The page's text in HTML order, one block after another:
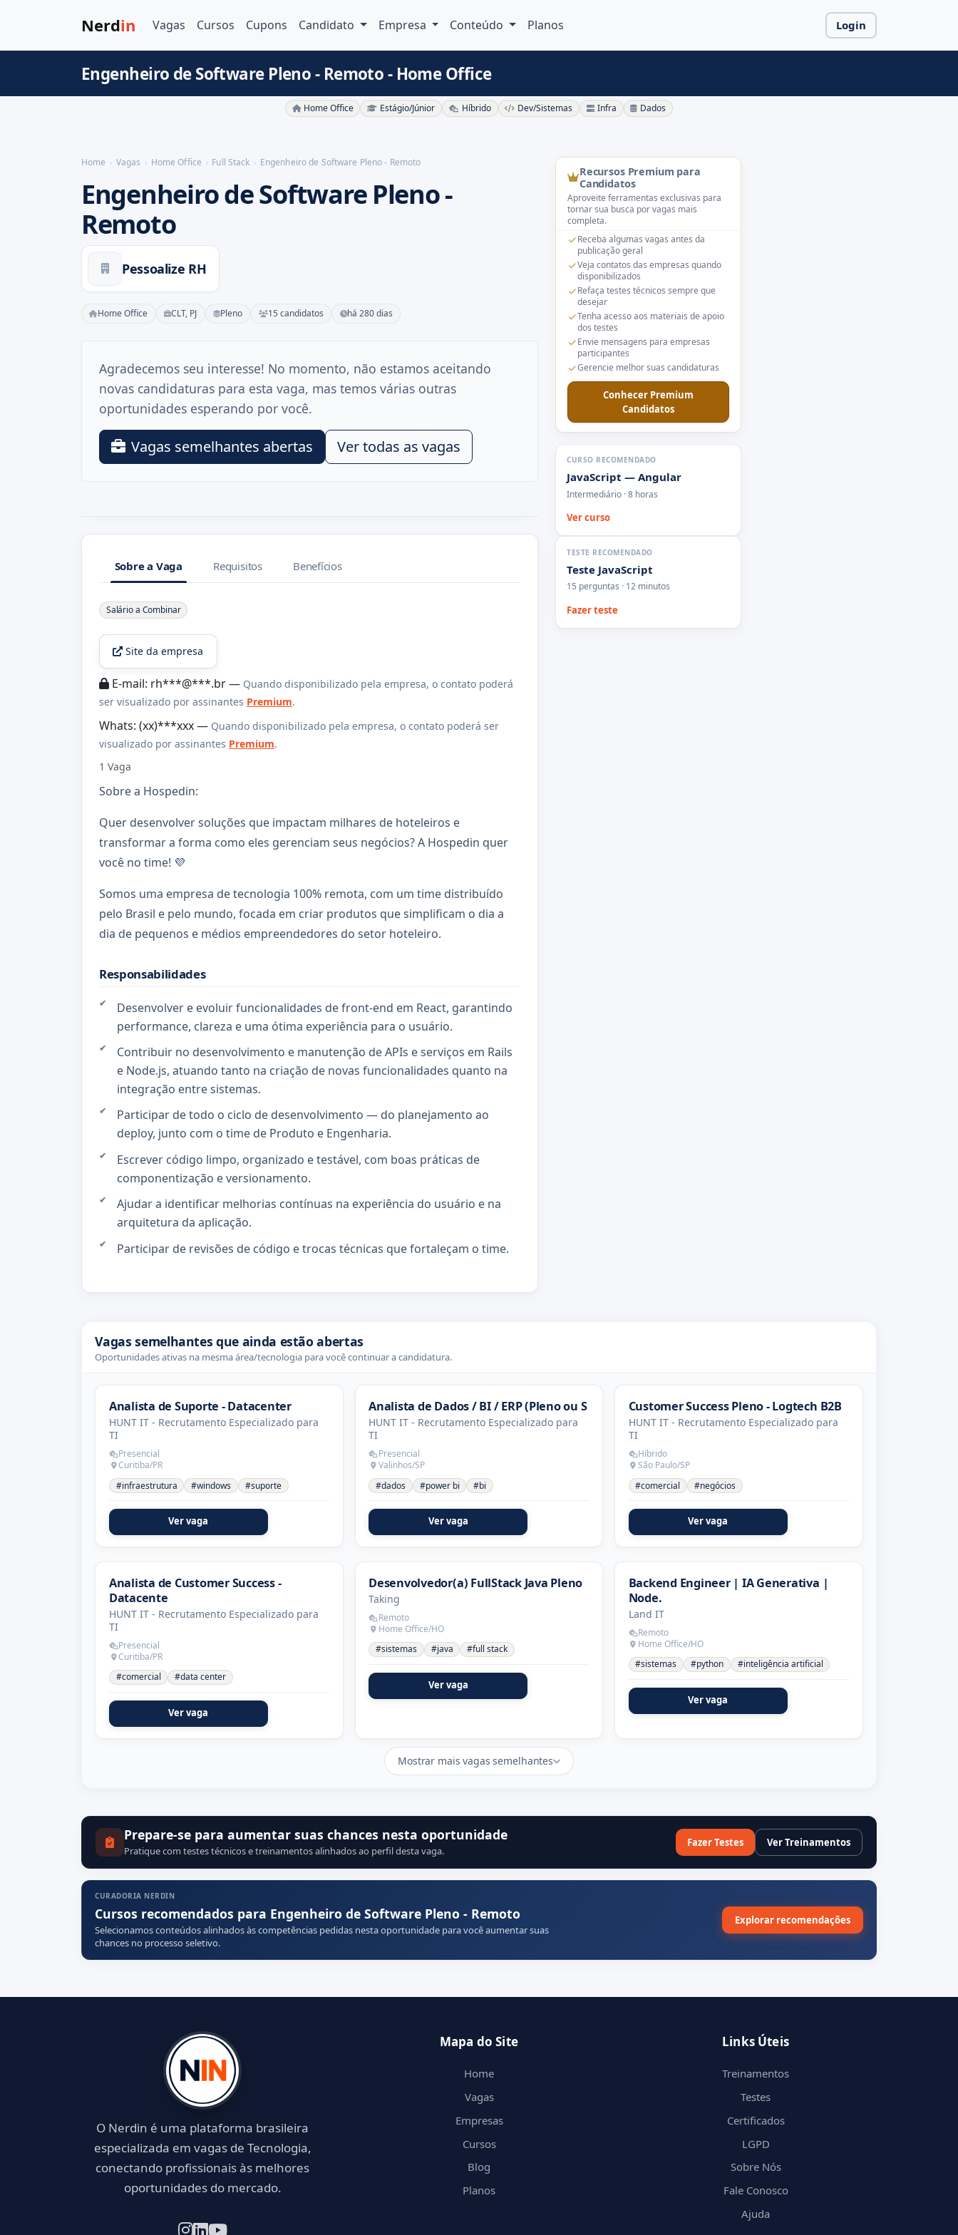
Nerdin Vagas Cursos Cupons Candidato Empresa Conteúdo Planos Login
Engenheiro de Software Pleno - Remoto - Home Office
Home Office Estágio/Júnior Híbrido Dev/Sistemas Infra Dados
Home Vagas Home Office Full Stack Engenheiro de Software Pleno - Remoto
Engenheiro de Software Pleno -
Remoto
Pessoalize RH
Home Office CLT, PJ Pleno 15 candidatos há 280 dias
Agradecemos seu interesse! No momento, não estamos aceitando
novas candidaturas para esta vaga, mas temos várias outras
oportunidades esperando por você.
Vagas semelhantes abertas Ver todas as vagas
Sobre a Vaga Requisitos Benefícios
Sobre a Vaga
Salário a Combinar
Site da empresa
E-mail: rh***@***.br — Quando disponibilizado pela empresa, o contato poderá
ser visualizado por assinantes Premium.
Whats: (xx)***xxx — Quando disponibilizado pela empresa, o contato poderá ser
visualizado por assinantes Premium.
1 Vaga
Sobre a Hospedin:
Quer desenvolver soluções que impactam milhares de hoteleiros e
transformar a forma como eles gerenciam seus negócios? A Hospedin quer
você no time! 💜
Somos uma empresa de tecnologia 100% remota, com um time distribuído
pelo Brasil e pelo mundo, focada em criar produtos que simplificam o dia a
dia de pequenos e médios empreendedores do setor hoteleiro.
Responsabilidades
Desenvolver e evoluir funcionalidades de front-end em React, garantindo
performance, clareza e uma ótima experiência para o usuário.
Contribuir no desenvolvimento e manutenção de APIs e serviços em Rails
e Node.js, atuando tanto na criação de novas funcionalidades quanto na
integração entre sistemas.
Participar de todo o ciclo de desenvolvimento — do planejamento ao
deploy, junto com o time de Produto e Engenharia.
Escrever código limpo, organizado e testável, com boas práticas de
componentização e versionamento.
Ajudar a identificar melhorias contínuas na experiência do usuário e na
arquitetura da aplicação.
Participar de revisões de código e trocas técnicas que fortaleçam o time.
Recursos Premium para
Candidatos
Aproveite ferramentas exclusivas para
tornar sua busca por vagas mais
completa.
Receba algumas vagas antes da
publicação geral
Veja contatos das empresas quando
disponibilizados
Refaça testes técnicos sempre que
desejar
Tenha acesso aos materiais de apoio
dos testes
Envie mensagens para empresas
participantes
Gerencie melhor suas candidaturas
Conhecer Premium
Candidatos
CURSO RECOMENDADO
JavaScript — Angular
Intermediário · 8 horas
Ver curso
TESTE RECOMENDADO
Teste JavaScript
15 perguntas · 12 minutos
Fazer teste
Vagas semelhantes que ainda estão abertas
Oportunidades ativas na mesma área/tecnologia para você continuar a candidatura.
Analista de Suporte - Datacenter
HUNT IT - Recrutamento Especializado para
TI
Presencial
Curitiba/PR
#infraestrutura
#windows #suporte
Ver vaga
Analista de Dados / BI / ERP (Pleno ou S
HUNT IT - Recrutamento Especializado para
TI
Presencial
Valinhos/SP
#dados
#power bi #bi
Ver vaga
Customer Success Pleno - Logtech B2B
HUNT IT - Recrutamento Especializado para
TI
Híbrido
São Paulo/SP
#comercial
#negócios
Ver vaga
Analista de Customer Success -
Datacente
HUNT IT - Recrutamento Especializado para
TI
Presencial
Curitiba/PR
#comercial
#data center
Ver vaga
Desenvolvedor(a) FullStack Java Pleno
Taking
Remoto
Home Office/HO
#sistemas
#java #full stack
Ver vaga
Backend Engineer | IA Generativa |
Node.
Land IT
Remoto
Home Office/HO
#sistemas
#python #inteligência artificial
Ver vaga
Mostrar mais vagas semelhantes
Prepare-se para aumentar suas chances nesta oportunidade
Pratique com testes técnicos e treinamentos alinhados ao perfil desta vaga.
Fazer Testes Ver Treinamentos
CURADORIA NERDIN
Cursos recomendados para Engenheiro de Software Pleno - Remoto
Selecionamos conteúdos alinhados às competências pedidas nesta oportunidade para você aumentar suas
chances no processo seletivo.
Explorar recomendações
O Nerdin é uma plataforma brasileira
especializada em vagas de Tecnologia,
conectando profissionais às melhores
oportunidades do mercado.
Mapa do Site
Home
Vagas
Empresas
Cursos
Blog
Planos
Links Úteis
Treinamentos
Testes
Certificados
LGPD
Sobre Nós
Fale Conosco
Ajuda